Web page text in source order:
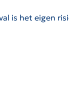
is het eigen